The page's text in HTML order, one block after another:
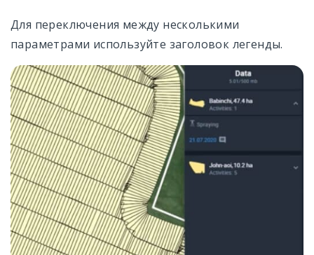
Для переключения между несколькими
параметрами используйте заголовок легенды.